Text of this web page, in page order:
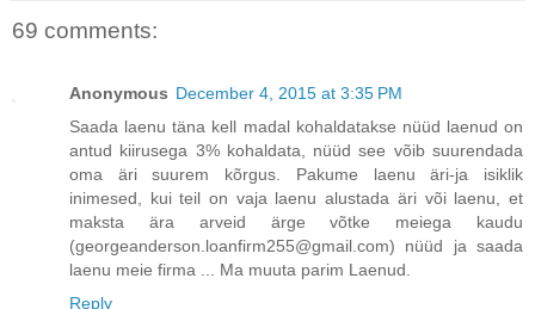
69 comments:
Anonymous December 4, 2015 at 3:35 PM
Saada laenu täna kell madal kohaldatakse nüüd laenud on
antud kiirusega 3% kohaldata, nüüd see võib suurendada
oma äri suurem kõrgus. Pakume laenu äri-ja isiklik
inimesed, kui teil on vaja laenu alustada äri või laenu, et
maksta ära arveid ärge võtke meiega kaudu
(georgeanderson.loanfirm255@gmail.com) nüüd ja saada
laenu meie firma ... Ma muuta parim Laenud.
Reply